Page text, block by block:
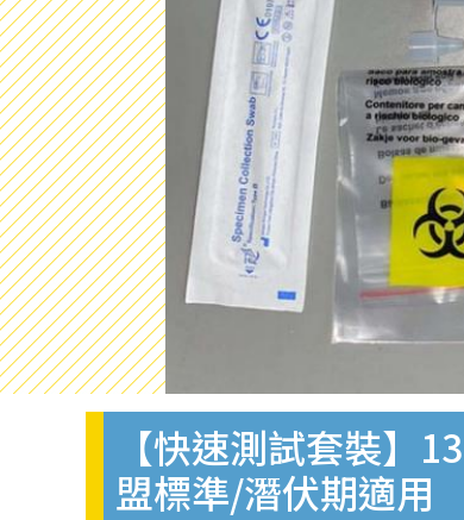
【快速測試套裝】
盟標準/潛伏期適用